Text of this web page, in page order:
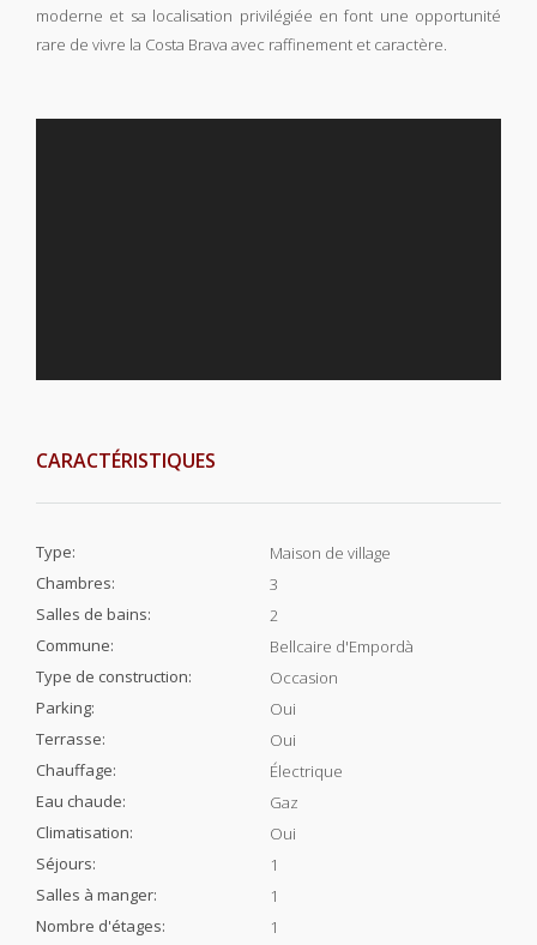
moderne et sa localisation privilégiée en font une opportunité
rare de vivre la Costa Brava avec raffinement et caractère.
CARACTÉRISTIQUES
Type:
Maison de village
Chambres:
3
Salles de bains:
2
Commune:
Bellcaire d'Empordà
Type de construction:
Occasion
Parking:
Oui
Terrasse:
Oui
Chauffage:
Électrique
Eau chaude:
Gaz
Climatisation:
Oui
Séjours:
1
Salles à manger:
1
Nombre d'étages:
1